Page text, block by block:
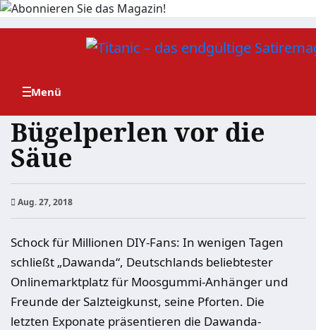
Zum
Bügelperlen vor die
Säue
Aug. 27, 2018
Schock für Millionen DIY-Fans: In wenigen Tagen
schließt „Dawanda“, Deutschlands beliebtester
Onlinemarktplatz für Moosgummi-Anhänger und
Freunde der Salzteigkunst, seine Pforten. Die
letzten Exponate präsentieren die Dawanda-